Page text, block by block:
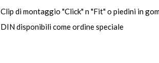
Clip di montaggio "Click" n "Fit" o piedini in
DIN disponibili come ordine speciale